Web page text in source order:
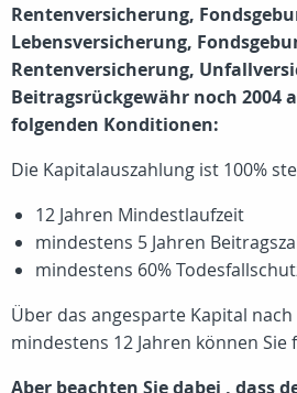
Rentenversicherung,
Lebensversicherung,
Rentenversicherung,
Beitragsrückgewähr noch 2004
folgenden Konditionen:
Die Kapitalauszahlung ist 100%
12 Jahren Mindestlaufzeit
mindestens 5 Jahren
mindestens 60%
Über das angesparte Kapital
mindestens 12 Jahren können Sie
Aber beachten Sie dabei , dass